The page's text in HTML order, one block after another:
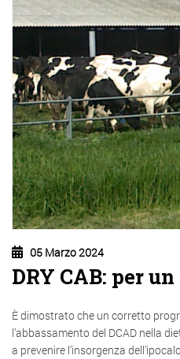
05 Marzo 2024
DRY CAB: per
È dimostrato che un corretto
l’abbassamento del DCAD nella
a prevenire l’insorgenza